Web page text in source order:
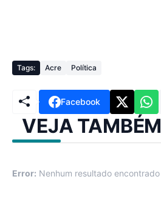
Tags: Acre Política
Facebook
VEJA TAMBÉM
Error: Nenhum resultado encontrado